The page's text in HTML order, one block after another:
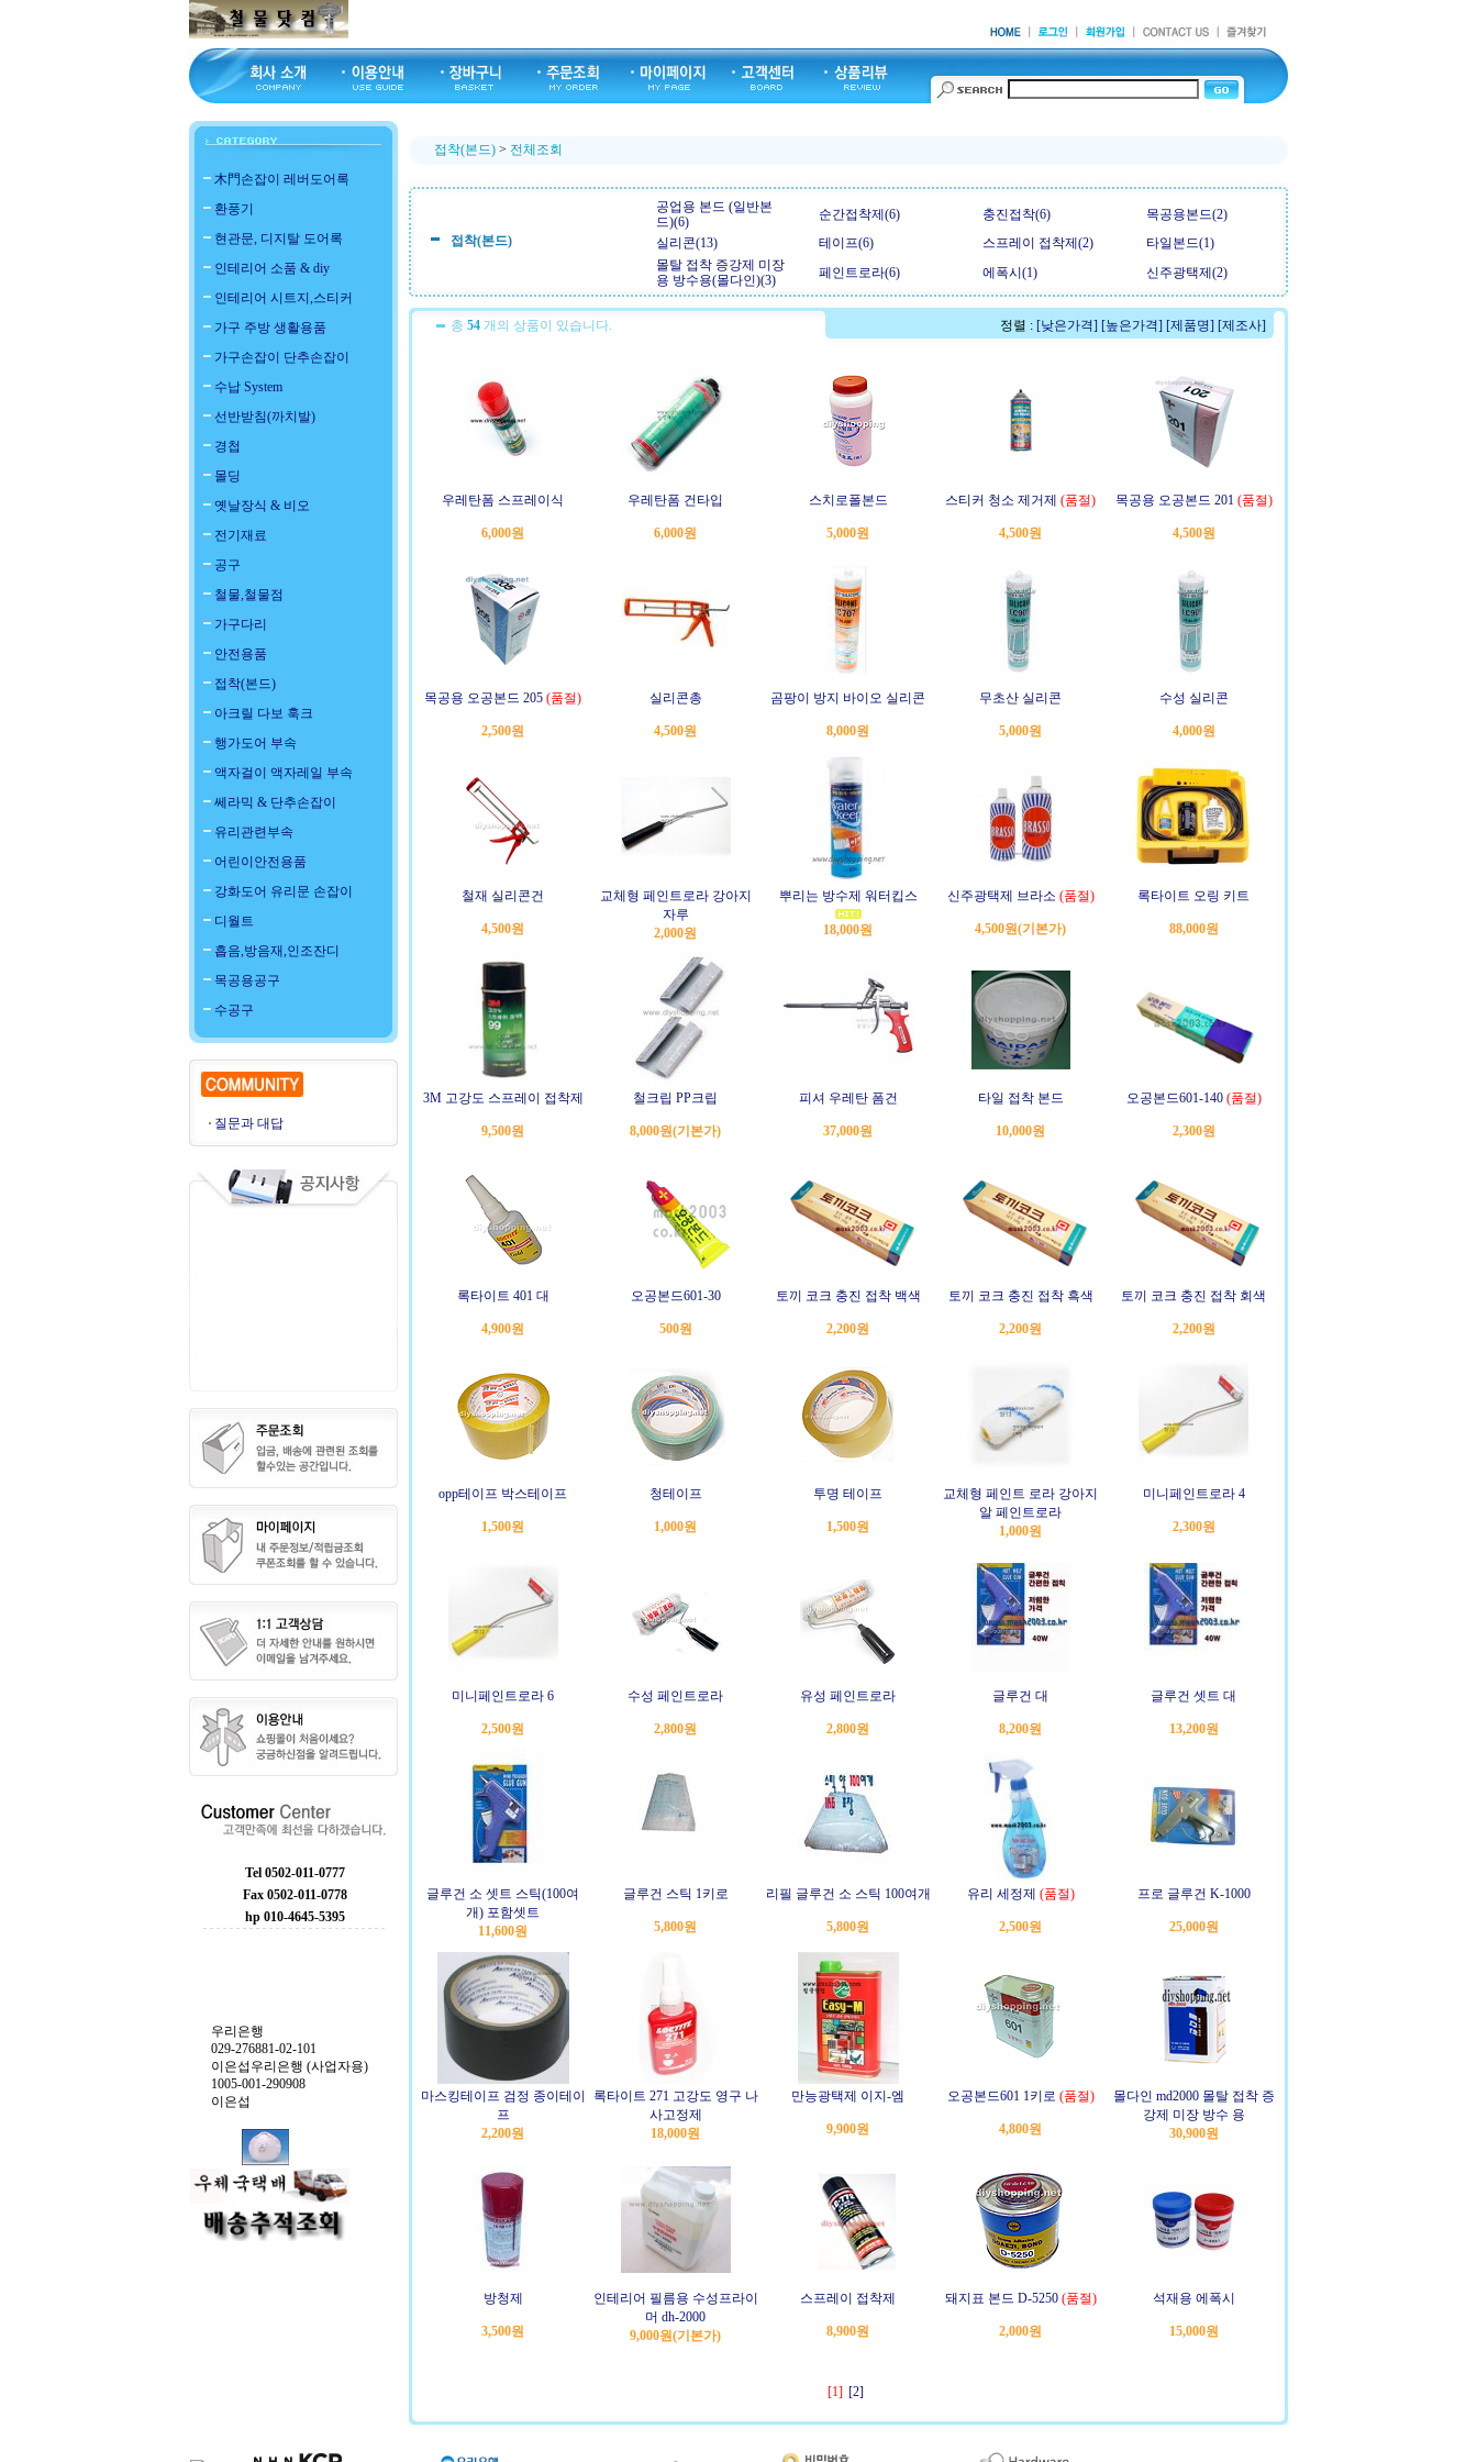
木門손잡이 레버도어록
환풍기
현관문, 디지탈 도어록
인테리어 소품 & diy
인테리어 시트지,스티커
가구 주방 생활용품
가구손잡이 단추손잡이
수납 System
선반받침(까치발)
경첩
몰딩
옛날장식 & 비오
전기재료
공구
철물,철물점
가구다리
안전용품
접착(본드)
아크릴 다보 훅크
행가도어 부속
액자걸이 액자레일 부속
쎄라믹 & 단추손잡이
유리관련부속
어린이안전용품
강화도어 유리문 손잡이
디월트
흡음,방음재,인조잔디
목공용공구
수공구
질문과 대답
Tel 0502-011-0777
Fax 0502-011-0778
hp 010-4645-5395
우리은행
029-276881-02-101
이은섭우리은행 (사업자용)
1005-001-290908
이은섭
접착(본드) > 전체조회
접착(본드)
공업용 본드 (일반본
드)(6)
순간접착제(6) 충진접착(6)
목공용본드(2)
실리콘(13)
테이프(6) 스프레이 접착제(2)
타일본드(1)
몰탈 접착 증강제 미장
용 방수용(몰다인)(3)
페인트로라(6) 에폭시(1) 신주광택제(2)
총 54 개의 상품이 있습니다. 정렬 : [낮은가격] [높은가격] [제품명] [제조사]
우레탄폼 스프레이식
6,000원
우레탄폼 건타입
6,000원
스치로폴본드
5,000원
스티커 청소 제거제 (품절)
4,500원
목공용 오공본드 201 (품절)
4,500원
목공용 오공본드 205 (품절)
2,500원
실리콘총
4,500원
곰팡이 방지 바이오 실리콘
8,000원
무초산 실리콘
5,000원
수성 실리콘
4,000원
철재 실리콘건
4,500원
교체형 페인트로라 강아지
자루
2,000원
뿌리는 방수제 워터킵스
18,000원
신주광택제 브라소 (품절)
4,500원(기본가)
록타이트 오링 키트
88,000원
3M 고강도 스프레이 접착제
9,500원
철크립 PP크립
8,000원(기본가)
피셔 우레탄 폼건
37,000원
타일 접착 본드
10,000원
오공본드601-140 (품절)
2,300원
록타이트 401 대
4,900원
오공본드601-30
500원
토끼 코크 충진 접착 백색
2,200원
토끼 코크 충진 접착 흑색
2,200원
토끼 코크 충진 접착 회색
2,200원
opp테이프 박스테이프
1,500원
청테이프
1,000원
투명 테이프
1,500원
교체형 페인트 로라 강아지
알 페인트로라
1,000원
미니페인트로라 4
2,300원
미니페인트로라 6
2,500원
수성 페인트로라
2,800원
유성 페인트로라
2,800원
글루건 대
8,200원
글루건 셋트 대
13,200원
글루건 소 셋트 스틱(100여
개) 포함셋트
11,600원
글루건 스틱 1키로
5,800원
리필 글루건 소 스틱 100여개
5,800원
유리 세정제 (품절)
2,500원
프로 글루건 K-1000
25,000원
마스킹테이프 검정 종이테이
프
2,200원
록타이트 271 고강도 영구 나
사고정제
18,000원
만능광택제 이지-엠
9,900원
오공본드601 1키로 (품절)
4,800원
몰다인 md2000 몰탈 접착 증
강제 미장 방수 용
30,900원
방청제
3,500원
인테리어 필름용 수성프라이
머 dh-2000
9,000원(기본가)
스프레이 접착제
8,900원
돼지표 본드 D-5250 (품절)
2,000원
석재용 에폭시
15,000원
[1] [2]